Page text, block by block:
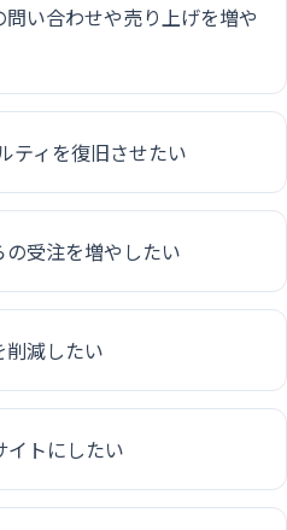
い合わせや売り上げを増や
ティを復旧させたい
受注を増やしたい
減したい
イトにしたい